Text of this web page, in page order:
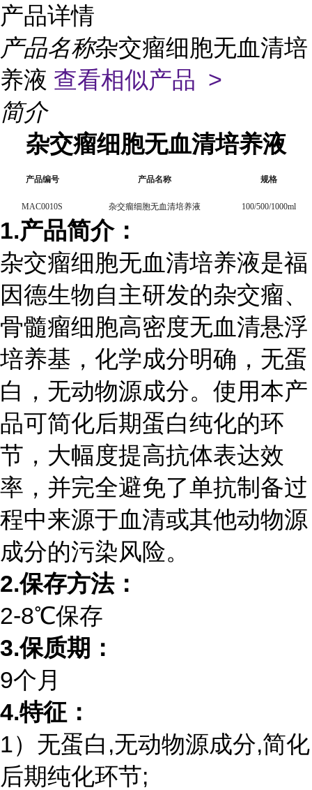
产品详情
产品名称杂交瘤细胞无血清培
养液 查看相似产品 >
简介
杂交瘤细胞无血清培养液
产品编号 产品名称 规格
MAC0010S 杂交瘤细胞无血清培养液 100/500/1000ml
1.产品简介：
杂交瘤细胞无血清培养液是福
因德生物自主研发的杂交瘤、
骨髓瘤细胞高密度无血清悬浮
培养基，化学成分明确，无蛋
白，无动物源成分。使用本产
品可简化后期蛋白纯化的环
节，大幅度提高抗体表达效
率，并完全避免了单抗制备过
程中来源于血清或其他动物源
成分的污染风险。
2.保存方法：
2-8℃保存
3.保质期：
9个月
4.特征：
1）无蛋白,无动物源成分,简化
后期纯化环节;